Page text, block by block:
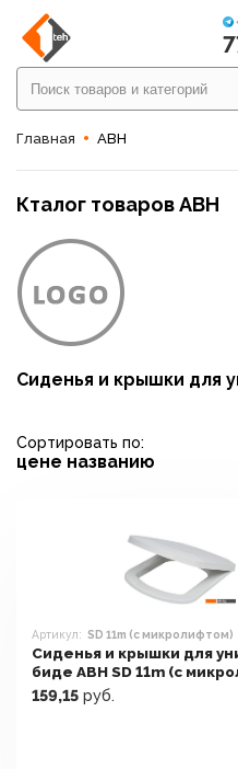
Главная АВН
Кталог товаров АВН
Сиденья и крышки для
Сортировать по:
цене названию
Артикул: SD 11m (с микролифтом)
Сиденья и крышки для
биде АВН SD 11m (с
159,15 руб.